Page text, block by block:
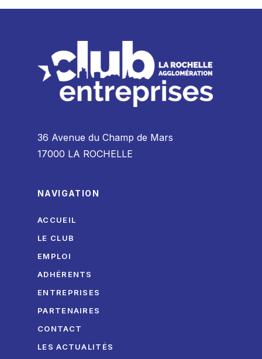
publications
36 Avenue du Champ de Mars
17000 LA ROCHELLE
NAVIGATION
ACCUEIL
LE CLUB
EMPLOI
ADHÉRENTS
ENTREPRISES
PARTENAIRES
CONTACT
LES ACTUALITÉS